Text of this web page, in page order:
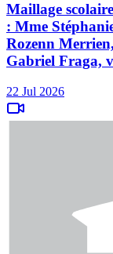
Maillage
: Mme
Rozenn
Gabriel Fraga,
22 Jul 2026